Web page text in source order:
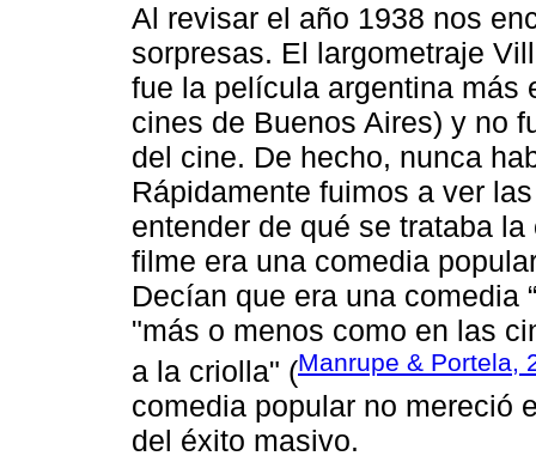
Al revisar el año 1938 nos
sorpresas. El largometraje
fue la película argentina más
cines de Buenos Aires) y no
del cine. De hecho, nunca
Rápidamente fuimos a ver
entender de qué se trataba
filme era una comedia
Decían que era una comedia
"más o menos como en las
a la criolla" (Manrupe & Portela,
comedia popular no mereció
del éxito masivo.